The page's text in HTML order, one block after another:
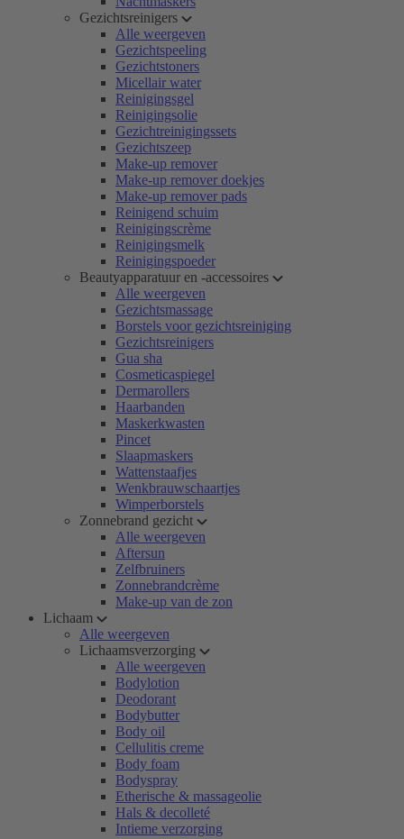
Gezichtsreinigers
Alle weergeven
Gezichtspeeling
Gezichtstoners
Micellair water
Reinigingsgel
Reinigingsolie
Gezichtreinigingssets
Gezichtszeep
Make-up remover
Make-up remover doekjes
Make-up remover pads
Reinigend schuim
Reinigingscrème
Reinigingsmelk
Reinigingspoeder
Beautyapparatuur en -accessoires
Alle weergeven
Gezichtsmassage
Borstels voor gezichtsreiniging
Gezichtsreinigers
Gua sha
Cosmeticaspiegel
Dermarollers
Haarbanden
Maskerkwasten
Pincet
Slaapmaskers
Wattenstaafjes
Wenkbrauwschaartjes
Wimperborstels
Zonnebrand gezicht
Alle weergeven
Aftersun
Zelfbruiners
Zonnebrandcrème
Make-up van de zon
Lichaam
Alle weergeven
Lichaamsverzorging
Alle weergeven
Bodylotion
Deodorant
Bodybutter
Body oil
Cellulitis creme
Body foam
Bodyspray
Etherische & massageolie
Hals & decolleté
Intieme verzorging